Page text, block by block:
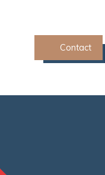
Contact